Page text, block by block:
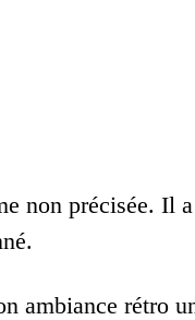
non précisée. Il
ambiance rétro